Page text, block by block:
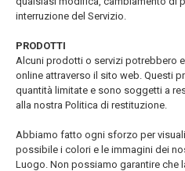
interruzione del Servizio.
PRODOTTI
Alcuni prodotti o servizi potrebbero
online attraverso il sito web. Questi
quantità limitate e sono soggetti a
alla nostra Politica di restituzione.
Abbiamo fatto ogni sforzo per
possibile i colori e le immagini dei
Luogo. Non possiamo garantire che